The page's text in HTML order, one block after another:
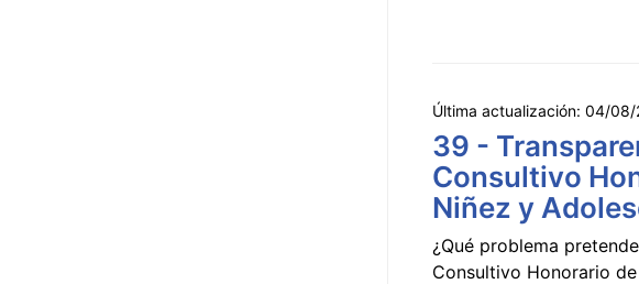
Última actualización: 04/08/
39 -
Consultivo
Niñez y
¿Qué problema
Consultivo Honorario